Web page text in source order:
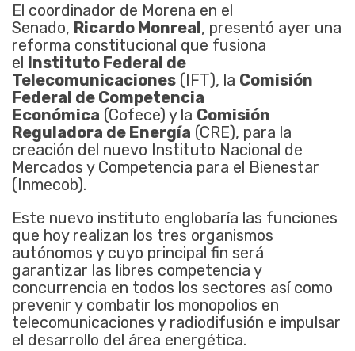
El coordinador de Morena en el
Senado, Ricardo Monreal, presentó ayer una
reforma constitucional que fusiona
el Instituto Federal de
Telecomunicaciones (IFT), la Comisión
Federal de Competencia
Económica (Cofece) y la Comisión
Reguladora de Energía (CRE), para la
creación del nuevo Instituto Nacional de
Mercados y Competencia para el Bienestar
(Inmecob).
Este nuevo instituto englobaría las funciones
que hoy realizan los tres organismos
autónomos y cuyo principal fin será
garantizar las libres competencia y
concurrencia en todos los sectores así como
prevenir y combatir los monopolios en
telecomunicaciones y radiodifusión e impulsar
el desarrollo del área energética.